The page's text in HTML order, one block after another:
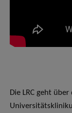
Die LRC geht